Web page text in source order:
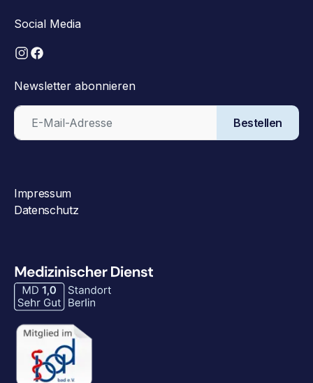
Social Media
Newsletter abonnieren
Bestellen
Impressum
Datenschutz